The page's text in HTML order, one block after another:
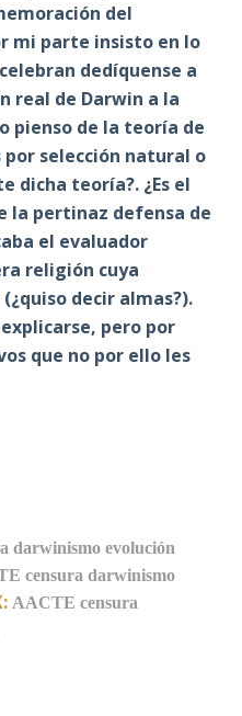
del
mi parte insisto en lo
dedíquense a
real de Darwin a la
pienso de la teoría de
por selección natural o
dicha teoría?. ¿Es el
la pertinaz defensa de
el evaluador
religión cuya
decir almas?).
pero por
que no por ello les
darwinismo evolución
censura darwinismo
AACTE censura